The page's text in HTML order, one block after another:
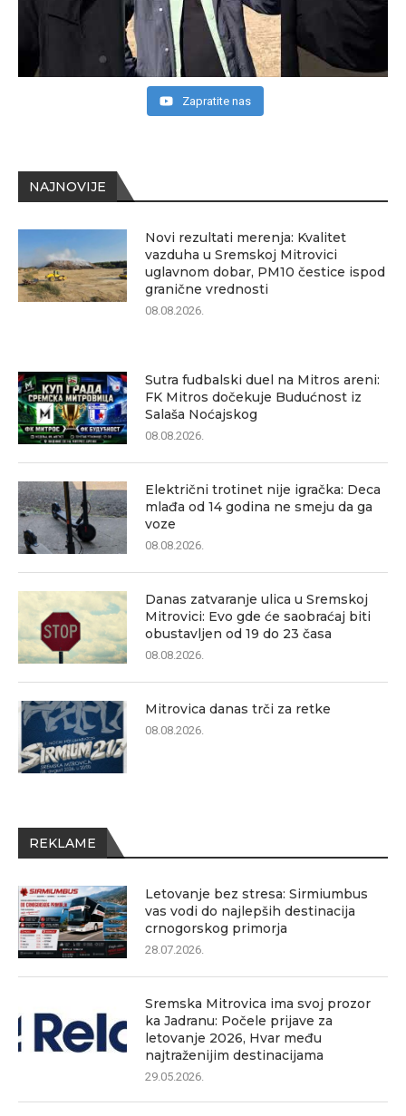
NAJNOVIJE
Novi rezultati merenja: Kvalitet
vazduha u Sremskoj Mitrovici
uglavnom dobar, PM10 čestice ispod
granične vrednosti
08.08.2026.
Sutra fudbalski duel na Mitros areni:
FK Mitros dočekuje Budućnost iz
Salaša Noćajskog
08.08.2026.
Električni trotinet nije igračka: Deca
mlađa od 14 godina ne smeju da ga
voze
08.08.2026.
Danas zatvaranje ulica u Sremskoj
Mitrovici: Evo gde će saobraćaj biti
obustavljen od 19 do 23 časa
08.08.2026.
Mitrovica danas trči za retke
08.08.2026.
REKLAME
Letovanje bez stresa: Sirmiumbus
vas vodi do najlepših destinacija
crnogorskog primorja
28.07.2026.
Sremska Mitrovica ima svoj prozor
ka Jadranu: Počele prijave za
letovanje 2026, Hvar među
najtraženijim destinacijama
29.05.2026.
Zapratite nas